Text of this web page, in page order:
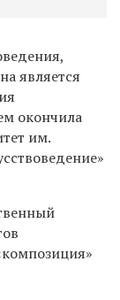
является
окончила
им.